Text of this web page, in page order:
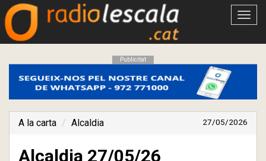
Obrir
Publicitat
A la carta Alcaldia 27/05/2026
Alcaldia 27/05/26